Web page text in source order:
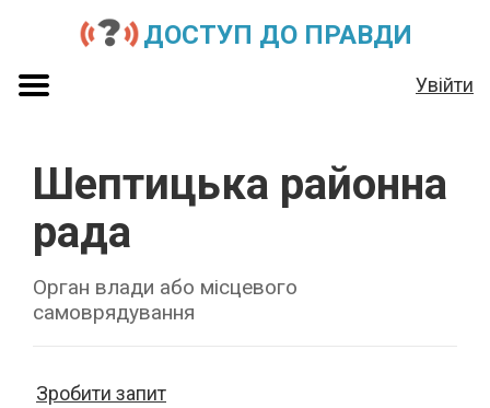
ДОСТУП ДО ПРАВДИ
Увійти
Шептицька районна
рада
Орган влади або місцевого
самоврядування
Зробити запит